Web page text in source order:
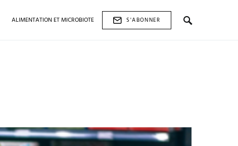
ALIMENTATION ET MICROBIOTE
S'ABONNER